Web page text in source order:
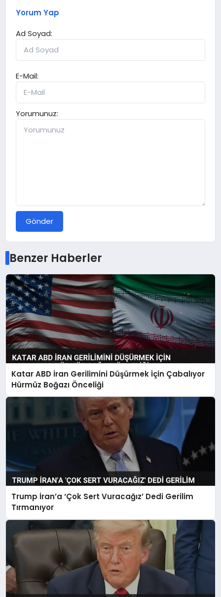
Yorum Yap
Ad Soyad:
E-Mail:
Yorumunuz:
Gönder
Benzer Haberler
Katar ABD İran Gerilimini Düşürmek İçin Çabalıyor
Hürmüz Boğazı Önceliği
Trump İran’a ‘Çok Sert Vuracağız’ Dedi Gerilim
Tırmanıyor